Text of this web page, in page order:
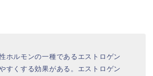
ホルモンの一種であるエストロゲン
すくする効果がある。エストロゲン